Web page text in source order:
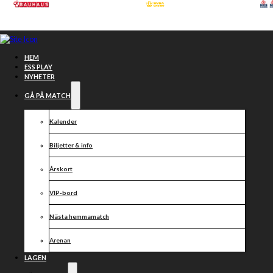
Hoppa till huvudinnehåll
HEM
ESS PLAY
NYHETER
GÅ PÅ MATCH
Kalender
Biljetter & info
Årskort
VIP-bord
Nästa hemmamatch
Arenan
LAGEN
Resultat
29/8-2021